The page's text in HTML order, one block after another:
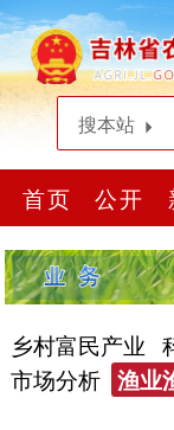
搜本站
首页 公开
乡村富民产业
市场分析 渔业